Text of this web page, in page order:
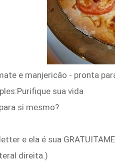
e manjericão - pronta
sua vida
si mesmo?
e ela é sua
direita.)